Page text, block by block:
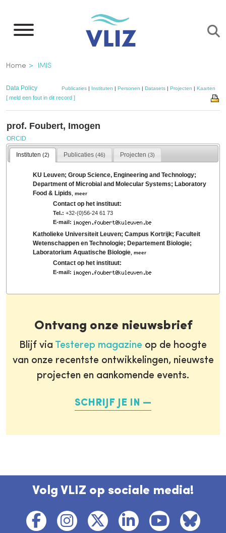
naar
inhoud
gaan
Kruimelpad
Home IMIS
Data Policy Publicaties| Instituten | Personen | Datasets| Projecten | Kaarten
[ meld een fout in dit record ]
prof. Foubert, Imogen
ORCID
Instituten (2) Publicaties(46) Projecten (3)
KU Leuven; Group Science, Engineering and Technology;
Department of Microbial and Molecular Systems; Laboratory
Food & Lipids
,meer
Contact op het instituut:
Tel.: +32-(0)56-24 61 73
E-mail:
Katholieke Universiteit Leuven; Campus Kortrijk; Faculteit
Wetenschappen en Technologie; Departement Biologie;
Laboratorium Aquatische Biologie ,meer
Contact op het instituut:
E-mail:
Ontvang onze nieuwsbrief
Blijf via Testerep magazine op de hoogte
van onze recentste ontwikkelingen, nieuwste
projecten en aankomende events.
SCHRIJF JE IN
Volg VLIZ op sociale media!